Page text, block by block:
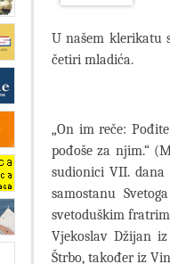
U našem klerikatu
četiri mladića.
„On im reče:
pođoše za njim.“
sudionici VII.
samostanu
svetoduškim
Vjekoslav Džijan
Štrbo, također iz